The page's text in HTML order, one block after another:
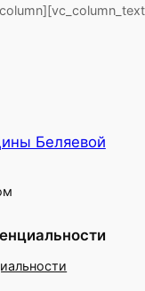
Беляевой